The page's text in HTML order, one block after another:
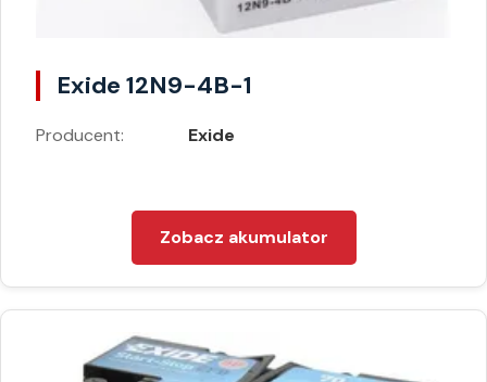
Exide 12N9-4B-1
Producent: Exide
Zobacz akumulator